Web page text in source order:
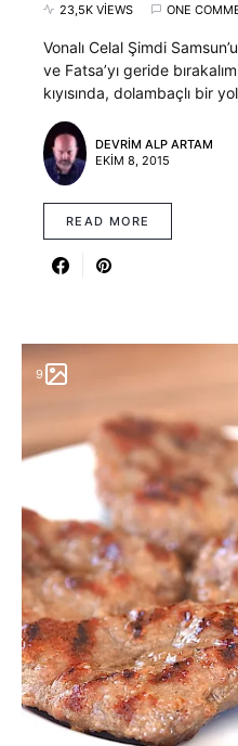
23,5K VIEWS ONE
Vonalı Celal Şimdi
ve Fatsa’yı geride
kıyısında, dolambaçlı bir
DEVRIM ALP ARTAM
EKIM 8, 2015
READ MORE
9